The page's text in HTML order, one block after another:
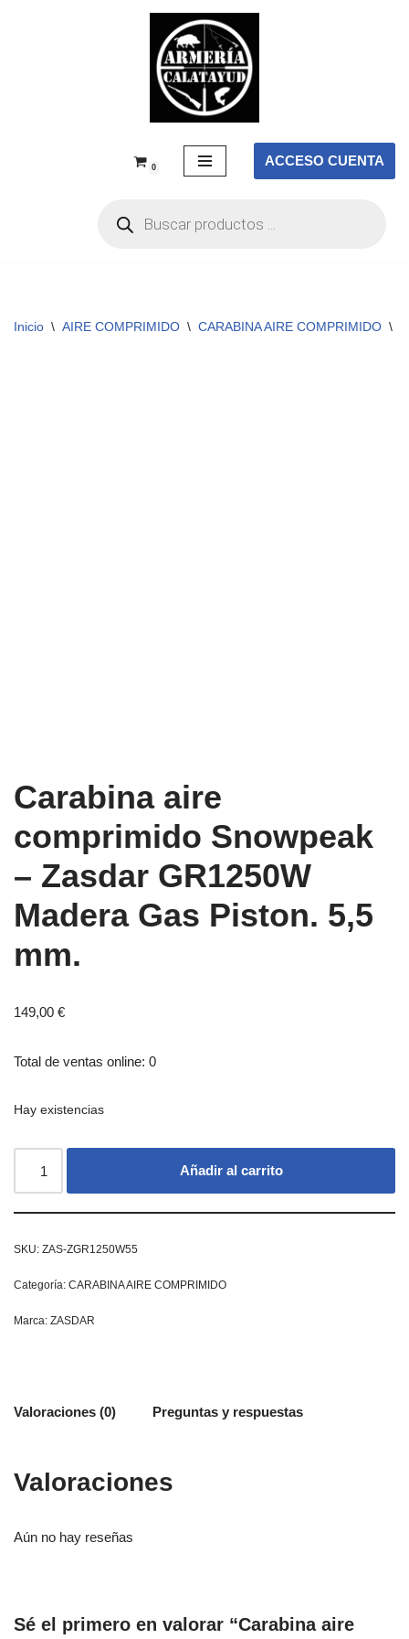
0 ACCESO CUENTA
Inicio \ AIRE COMPRIMIDO \ CARABINA AIRE COMPRIMIDO \
Carabina aire
comprimido Snowpeak
– Zasdar GR1250W
Madera Gas Piston. 5,5
mm.
149,00 €
Total de ventas online: 0
Hay existencias
Añadir al carrito
SKU: ZAS-ZGR1250W55
Categoría: CARABINA AIRE COMPRIMIDO
Marca: ZASDAR
Valoraciones (0) Preguntas y respuestas
Valoraciones
Aún no hay reseñas
Sé el primero en valorar “Carabina aire